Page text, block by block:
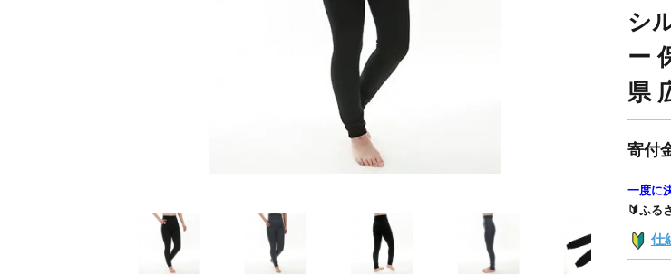
シ
ー
県
寄付
一度に
🔰ふる
仕